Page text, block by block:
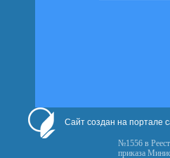
Сайт создан на портале
№1556 в
приказа